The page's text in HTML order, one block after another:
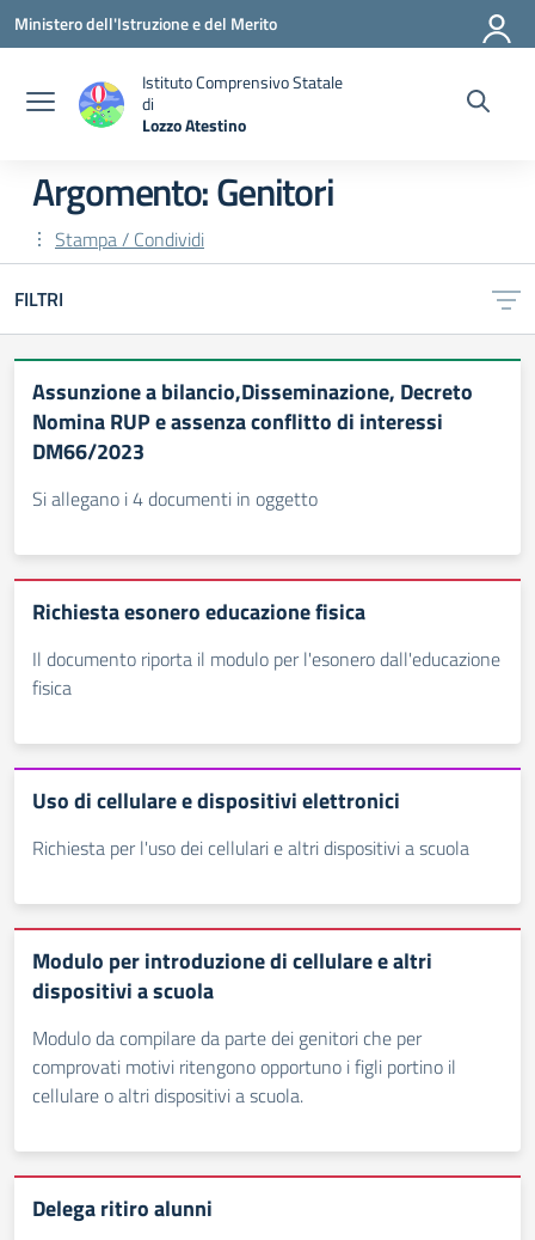
Vai ai contenuti
Vai al menu di navigazione
Vai al footer
Ministero dell'Istruzione e del Merito
Istituto Comprensivo Statale
di
Lozzo Atestino
Argomento: Genitori
Stampa / Condividi
FILTRI
Assunzione a bilancio,Disseminazione, Decreto
Nomina RUP e assenza conflitto di interessi
DM66/2023
Si allegano i 4 documenti in oggetto
Richiesta esonero educazione fisica
Il documento riporta il modulo per l'esonero dall'educazione
fisica
Uso di cellulare e dispositivi elettronici
Richiesta per l'uso dei cellulari e altri dispositivi a scuola
Modulo per introduzione di cellulare e altri
dispositivi a scuola
Modulo da compilare da parte dei genitori che per
comprovati motivi ritengono opportuno i figli portino il
cellulare o altri dispositivi a scuola.
Delega ritiro alunni